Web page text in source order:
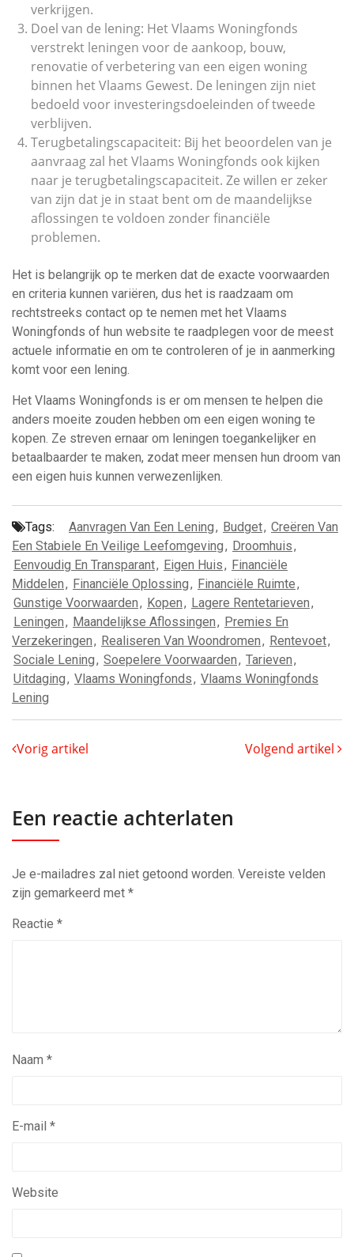
verkrijgen.
Doel van de lening: Het Vlaams Woningfonds
verstrekt leningen voor de aankoop, bouw,
renovatie of verbetering van een eigen woning
binnen het Vlaams Gewest. De leningen zijn niet
bedoeld voor investeringsdoeleinden of tweede
verblijven.
Terugbetalingscapaciteit: Bij het beoordelen van je
aanvraag zal het Vlaams Woningfonds ook kijken
naar je terugbetalingscapaciteit. Ze willen er zeker
van zijn dat je in staat bent om de maandelijkse
aflossingen te voldoen zonder financiële
problemen.
Het is belangrijk op te merken dat de exacte voorwaarden
en criteria kunnen variëren, dus het is raadzaam om
rechtstreeks contact op te nemen met het Vlaams
Woningfonds of hun website te raadplegen voor de meest
actuele informatie en om te controleren of je in aanmerking
komt voor een lening.
Het Vlaams Woningfonds is er om mensen te helpen die
anders moeite zouden hebben om een eigen woning te
kopen. Ze streven ernaar om leningen toegankelijker en
betaalbaarder te maken, zodat meer mensen hun droom van
een eigen huis kunnen verwezenlijken.
Tags: Aanvragen Van Een Lening, Budget, Creëren Van
Een Stabiele En Veilige Leefomgeving, Droomhuis,
Eenvoudig En Transparant, Eigen Huis, Financiële
Middelen, Financiële Oplossing, Financiële Ruimte,
Gunstige Voorwaarden, Kopen, Lagere Rentetarieven,
Leningen, Maandelijkse Aflossingen, Premies En
Verzekeringen, Realiseren Van Woondromen, Rentevoet,
Sociale Lening, Soepelere Voorwaarden, Tarieven,
Uitdaging, Vlaams Woningfonds, Vlaams Woningfonds
Lening
Vorig artikel Volgend artikel
Een reactie achterlaten
Je e-mailadres zal niet getoond worden. Vereiste velden
zijn gemarkeerd met *
Reactie *
Naam *
E-mail *
Website